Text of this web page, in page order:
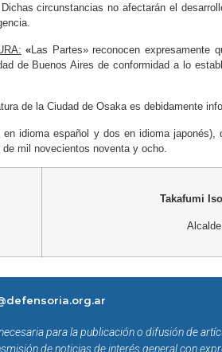
circunstancias no afectarán el
« Las Partes» reconocen expresamente
de Buenos Aires de conformidad a lo
de la Ciudad de Osaka es debidamente
idioma español y dos en idioma
mil novecientos noventa y ocho.
Takafumi
Alcalde
para la publicación o difusión de
de noticias de interés general con